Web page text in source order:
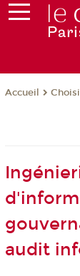
Accueil
audit